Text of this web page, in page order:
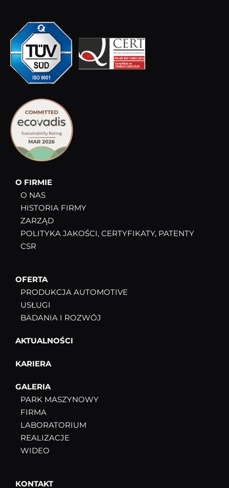
O FIRMIE
O NAS
HISTORIA FIRMY
ZARZĄD
POLITYKA JAKOŚCI, CERTYFIKATY, PATENTY
CSR
OFERTA
PRODUKCJA AUTOMOTIVE
USŁUGI
BADANIA I ROZWÓJ
AKTUALNOŚCI
KARIERA
GALERIA
PARK MASZYNOWY
FIRMA
LABORATORIUM
REALIZACJE
WIDEO
KONTAKT